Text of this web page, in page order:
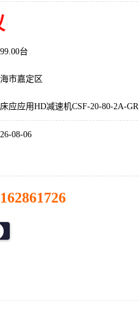
台
海市嘉定区
应应用HD减速机CSF-20-80-2A-GR
08-06